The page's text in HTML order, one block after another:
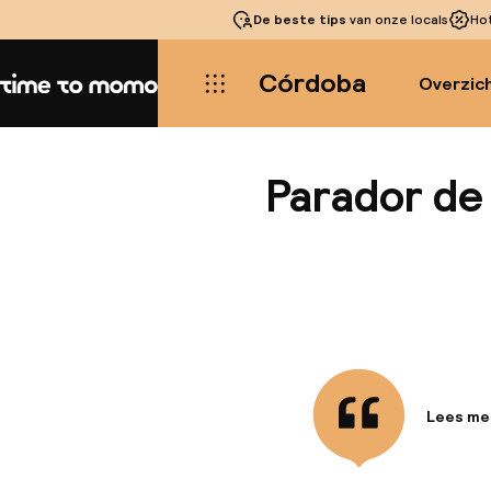
De beste tips van onze locals
Home Córdoba
Parador
Lees